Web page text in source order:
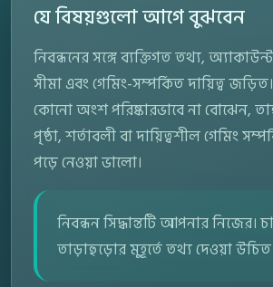
যে বিষয়গুলো আগে বুঝবেন
নিবন্ধনের সঙ্গে ব্যক্তিগত তথ্য,
সীমা এবং গেমিং-সম্পর্কিত দায়িত্ব
কোনো অংশ পরিষ্কারভাবে না বোঝেন,
পৃষ্ঠা, শর্তাবলী বা দায়িত্বশীল গেমিং
পড়ে নেওয়া ভালো।
নিবন্ধন সিদ্ধান্তটি আপনার নিজের।
তাড়াহুড়োর মুহূর্তে তথ্য দেওয়া